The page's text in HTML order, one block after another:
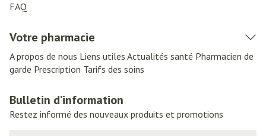
FAQ
Votre pharmacie
A propos de nous Liens utiles Actualités santé Pharmacien de
garde Prescription Tarifs des soins
Bulletin d’information
Restez informé des nouveaux produits et promotions